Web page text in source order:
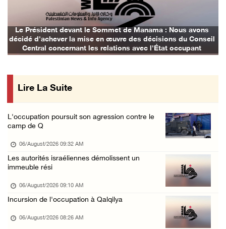
05/August/2026 02:57 PM
Des cas d’asphyxie dans la ville d'Abo Deis, ...
05/August/2026 02:48 PM
L'occupation continue d'envahir le camp de Q ...
Des colons volent de l'eau dans les villes d ...
Le Parlement arabe condamne l'escalade de l' ...
05/August/2026 01:21 PM
Une réunion ministérielle est lancée à Amman ...
05/August/2026 01:16 PM
Les détenues de la prison « Damon » sont con ...
Le Président devant le Sommet de Manama : Nous avons
décidé d'achever la mise en œuvre des décisions du Conseil
Central concernant les relations avec l'État occupant
Lire La Suite
L'occupation poursuit son agression contre le
camp de Q
06/August/2026 09:32 AM
Les autorités israéliennes démolissent un
immeuble rési
06/August/2026 09:10 AM
Incursion de l'occupation à Qalqilya
06/August/2026 08:26 AM